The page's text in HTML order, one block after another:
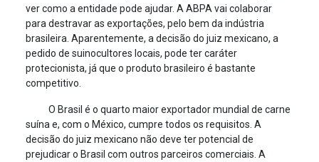
ver como a entidade pode ajudar. A ABPA vai colaborar
para destravar as exportações, pelo bem da indústria
brasileira. Aparentemente, a decisão do juiz mexicano, a
pedido de suinocultores locais, pode ter caráter
protecionista, já que o produto brasileiro é bastante
competitivo.
O Brasil é o quarto maior exportador mundial de carne
suína e, com o México, cumpre todos os requisitos. A
decisão do juiz mexicano não deve ter potencial de
prejudicar o Brasil com outros parceiros comerciais. A